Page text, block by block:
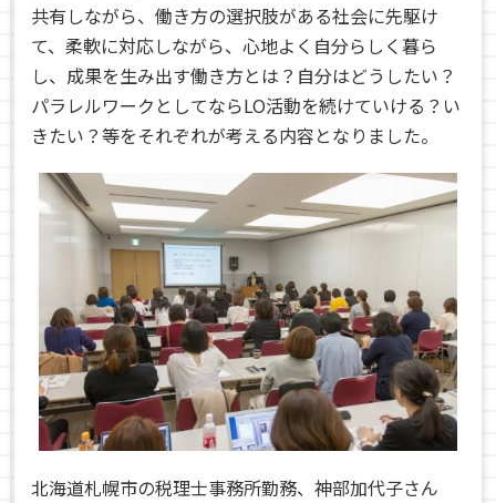
共有しながら、働き方の選択肢がある社会に先駆け
て、柔軟に対応しながら、心地よく自分らしく暮ら
し、成果を生み出す働き方とは？自分はどうしたい？
パラレルワークとしてならLO活動を続けていける？い
きたい？等をそれぞれが考える内容となりました。
北海道札幌市の税理士事務所勤務、神部加代子さん